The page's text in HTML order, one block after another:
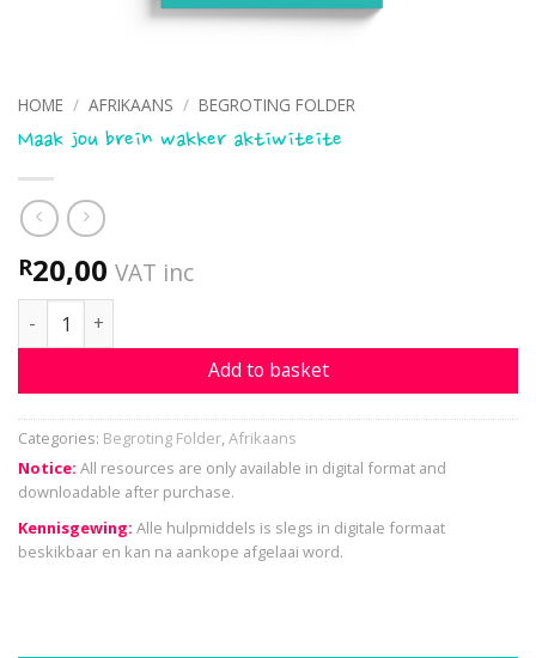
HOME / AFRIKAANS / BEGROTING FOLDER
Maak jou brein wakker aktiwiteite
R20,00 VAT inc
Maak jou brein wakker aktiwiteite quantity
Add to basket
Categories: Begroting Folder,Afrikaans
Notice: All resources are only available in digital format and
downloadable after purchase.
Kennisgewing: Alle hulpmiddels is slegs in digitale formaat
beskikbaar en kan na aankope afgelaai word.